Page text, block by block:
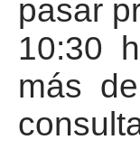
pasar
10:30
más